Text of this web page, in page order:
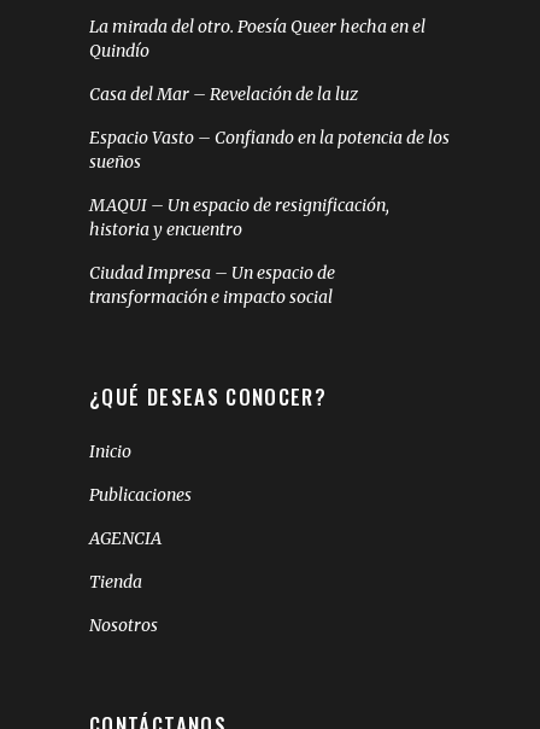
La mirada del otro. Poesía Queer hecha en el
Quindío
Casa del Mar – Revelación de la luz
Espacio Vasto – Confiando en la potencia de los
sueños
MAQUI – Un espacio de resignificación,
historia y encuentro
Ciudad Impresa – Un espacio de
transformación e impacto social
¿QUÉ DESEAS CONOCER?
Inicio
Publicaciones
AGENCIA
Tienda
Nosotros